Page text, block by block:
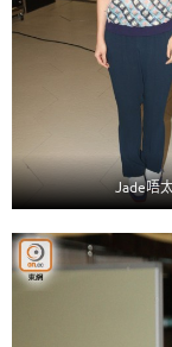
Jade唔